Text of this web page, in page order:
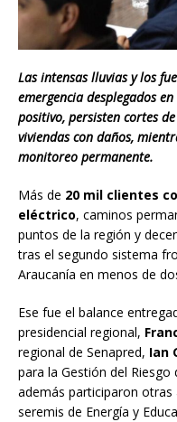
Las intensas lluvias y los
emergencia desplegados
positivo, persisten cortes
viviendas con daños,
monitoreo permanente.
Más de 20 mil clientes
eléctrico, caminos
puntos de la región y
tras el segundo sistema
Araucanía en menos de
Ese fue el balance
presidencial regional,
regional de Senapred, Ian
para la Gestión del Riesgo
además participaron
seremis de Energía y